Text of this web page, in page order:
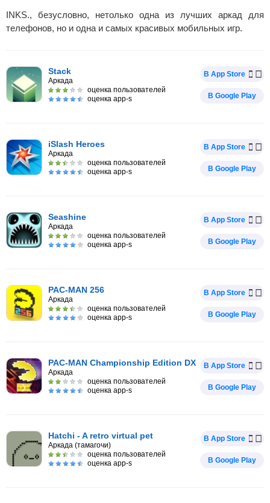
INKS., безусловно, нетолько одна из лучших аркад для
телефонов, но и одна и самых красивых мобильных игр.
Stack
Аркада
оценка пользователей
оценка app-s
В App Store
В Google Play
iSlash Heroes
Аркада
оценка пользователей
оценка app-s
В App Store
В Google Play
Seashine
Аркада
оценка пользователей
оценка app-s
В App Store
В Google Play
PAC-MAN 256
Аркада
оценка пользователей
оценка app-s
В App Store
В Google Play
PAC-MAN Championship Edition DX
Аркада
оценка пользователей
оценка app-s
В App Store
В Google Play
Hatchi - A retro virtual pet
Аркада (тамагочи)
оценка пользователей
оценка app-s
В App Store
В Google Play